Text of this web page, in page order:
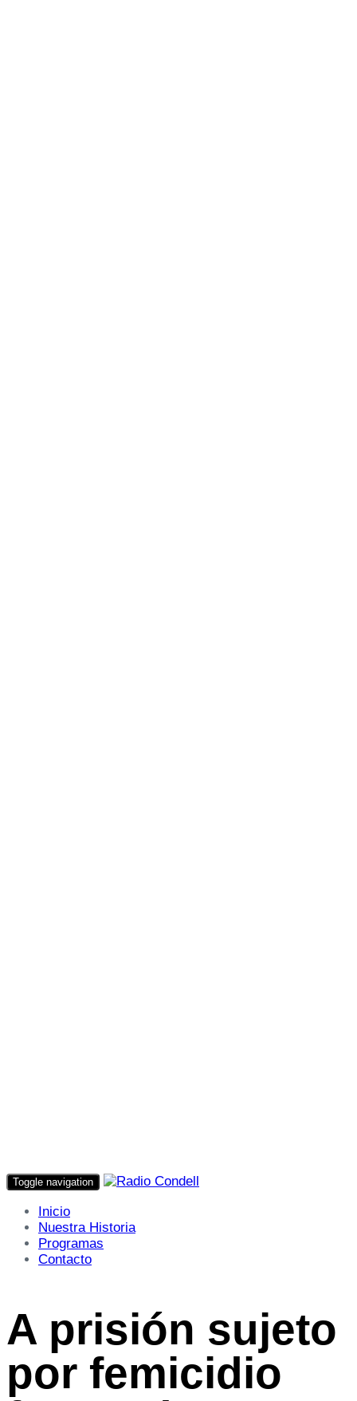
Toggle navigation
Inicio
Nuestra Historia
Programas
Contacto
A prisión sujeto
por femicidio